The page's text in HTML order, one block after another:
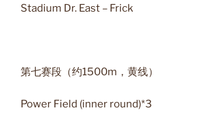
Stadium Dr. East – Frick
第七赛段（约1500m，黄线）
Power Field (inner round)*3